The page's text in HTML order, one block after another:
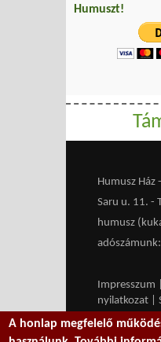
Humuszt!
Humusz Ház
Saru u. 11. -
humusz
Impresszum
nyilatkozat
Médiaajánlat
A honlap megfelelő